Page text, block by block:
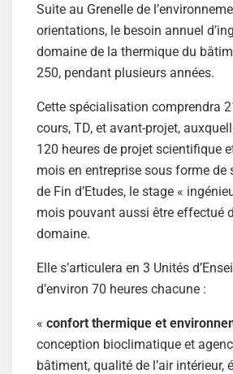
Suite au Grenelle de
orientations, le besoin annuel
domaine de la thermique du
250, pendant plusieurs années.
Cette spécialisation comprendra
cours, TD, et avant-projet,
120 heures de projet scientifique
mois en entreprise sous forme de
de Fin d’Etudes, le stage «
mois pouvant aussi être effectué
domaine.
Elle s’articulera en 3 Unités
d’environ 70 heures chacune :
« confort thermique et
conception bioclimatique et
bâtiment, qualité de l’air intérieur,